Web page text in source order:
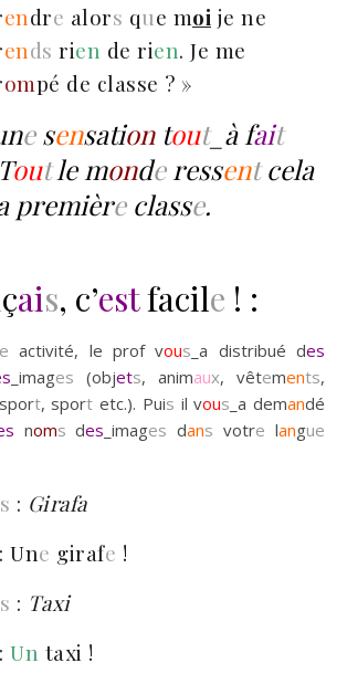
endre alors que moi je ne
ends rien de rien. Je me
ompé de classe ? »
esensationtout_à fait
outle monderessentcela
premièreclasse.
çais, c’estfacile ! :
activité, le prof vous _a distribué des
_images (objets, animaux, vêtements,
sport, sport etc.). Puis il vous _a demandé
noms des _images dans votre langue
s : Girafa
Une girafe !
s : Taxi
Un taxi !